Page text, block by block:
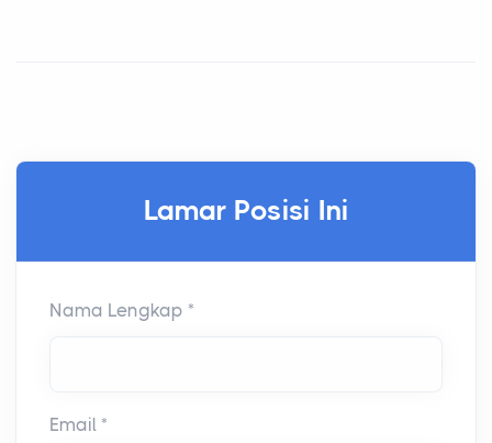
Lamar Posisi Ini
Nama Lengkap *
Email *